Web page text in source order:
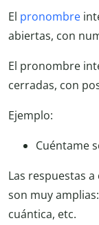
El pronombre
abiertas, con
El pronombre
cerradas, con
Ejemplo:
Cuéntame
Las respuestas
son muy
cuántica, etc.